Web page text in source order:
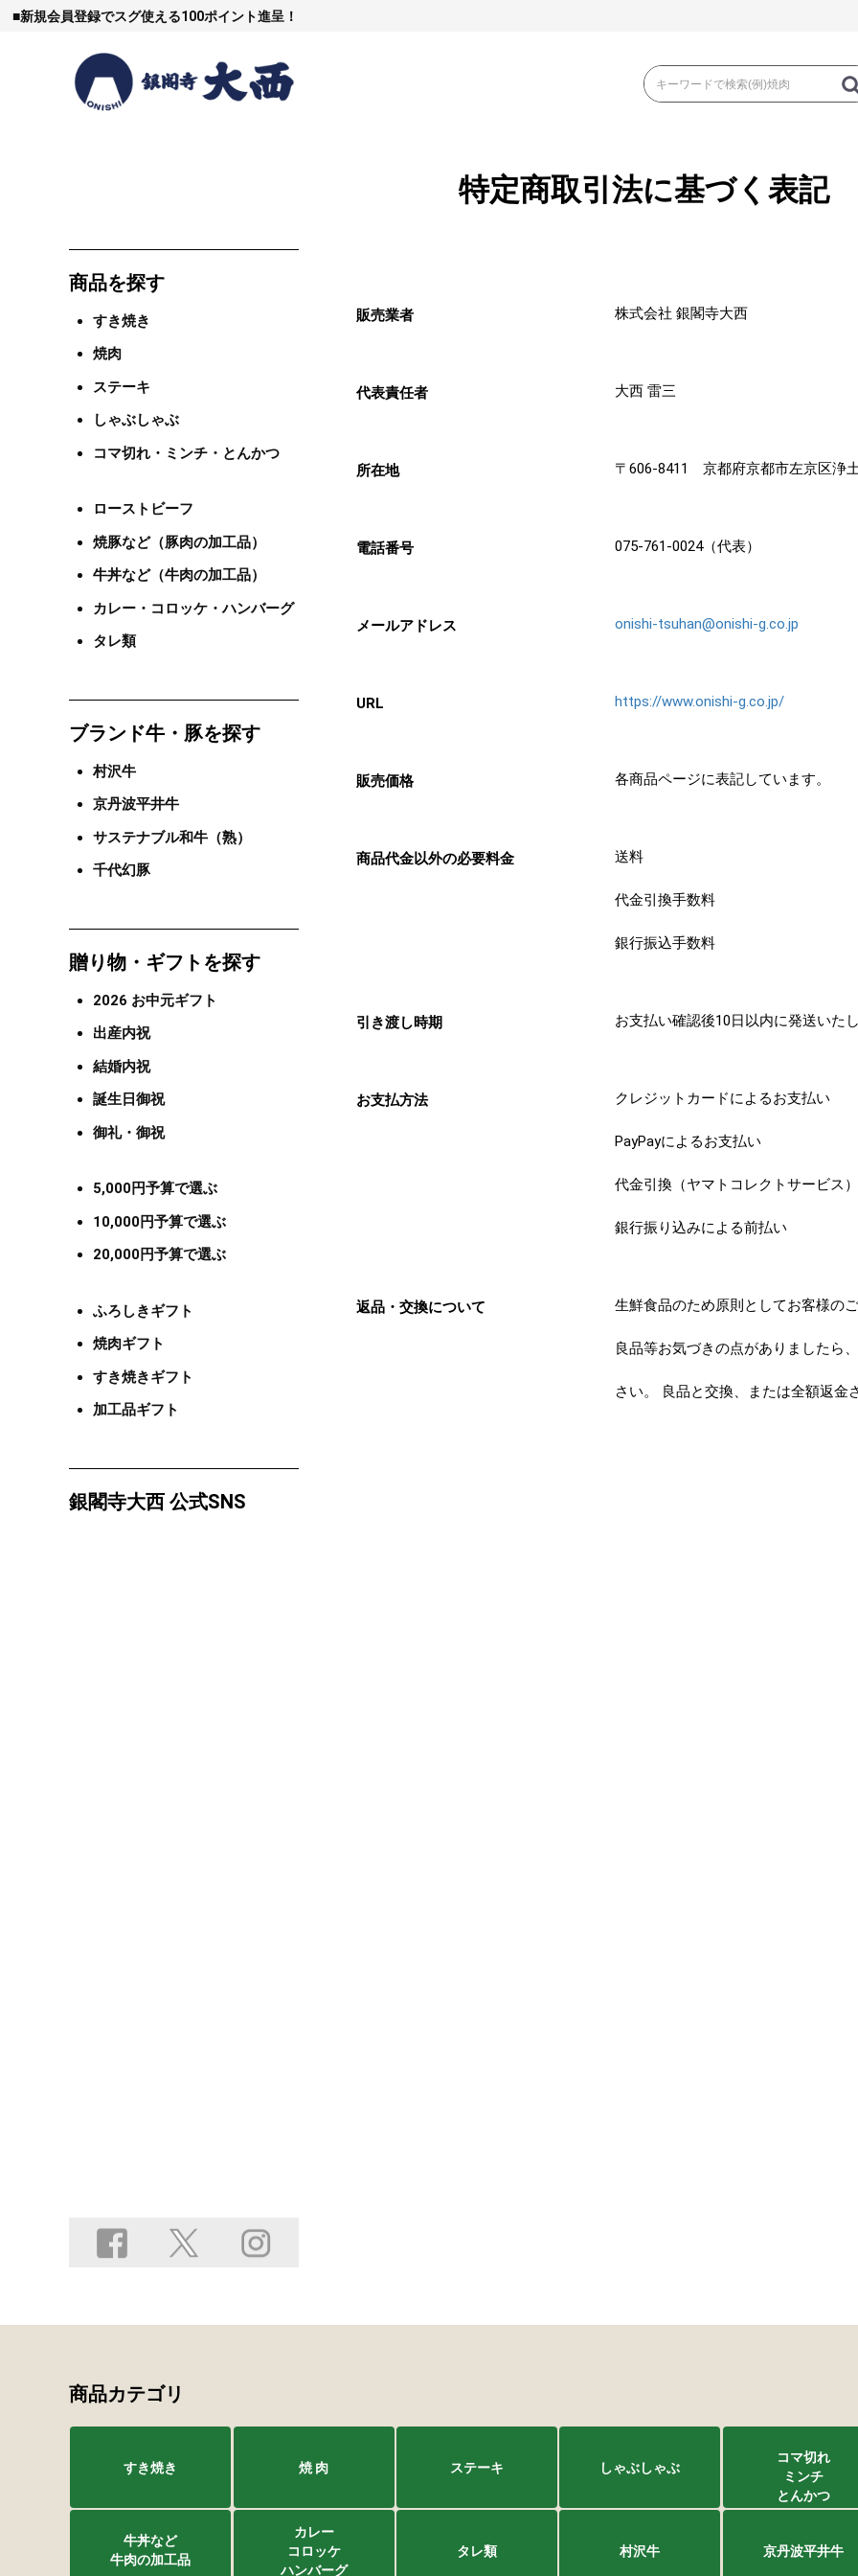
■新規会員登録でスグ使える100ポイント進呈！
焼 肉
サステナブル・和牛（熟） 千代幻豚
特定商取引法に基づく表記
販売業者 株式会社 銀閣寺大西
代表責任者 大西 雷三
所在地 〒606-8411 京都府京都市左京区浄
電話番号 075-761-0024（代表）
メールアドレス onishi-tsuhan@onishi-g.co.jp
URL https://www.onishi-g.co.jp/
販売価格 各商品ページに表記しています。
商品代金以外の必要料金 送料
代金引換手数料
銀行振込手数料
引き渡し時期 お支払い確認後10日以内に発送いたし
お支払方法 クレジットカードによるお支払い
PayPayによるお支払い
代金引換（ヤマトコレクトサービス）
銀行振り込みによる前払い
返品・交換について 生鮮食品のため原則としてお客様の
良品等お気づきの点がありましたら
さい。 良品と交換、または全額返金
商品を探す
すき焼き
焼肉
ステーキ
しゃぶしゃぶ
コマ切れ・ミンチ・とんかつ
ローストビーフ
焼豚など（豚肉の加工品）
牛丼など（牛肉の加工品）
カレー・コロッケ・ハンバーグ
タレ類
ブランド牛・豚を探す
村沢牛
京丹波平井牛
サステナブル和牛（熟）
千代幻豚
贈り物・ギフトを探す
2026 お中元ギフト
出産内祝
結婚内祝
誕生日御祝
御礼・御祝
5,000円予算で選ぶ
10,000円予算で選ぶ
20,000円予算で選ぶ
ふろしきギフト
焼肉ギフト
すき焼きギフト
加工品ギフト
銀閣寺大西 公式SNS
商品カテゴリ
すき焼き 焼 肉 ステーキ しゃぶしゃぶ
コマ切れ
ミンチ
とんかつ
牛丼など
牛肉の加工品
カレー
コロッケ
ハンバーグ
タレ類 村沢牛 京丹波平井牛